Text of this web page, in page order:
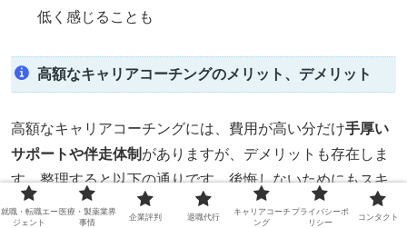
低く感じることも
高額なキャリアコーチングのメリット、デメリット
高額なキャリアコーチングには、費用が高い分だけ手厚い
サポートや伴走体制 がありますが、デメリットも存在しま
す。整理すると以下の通りです。後悔しないためにもスキ
ルアップやレベルを上げることができる制度か見てくださ
就職・転職エー
ジェント
医療・製薬業界
事情
企業評判 退職代行
キャリアコーチ
ング
プライバシーポ
リシー
コンタクト